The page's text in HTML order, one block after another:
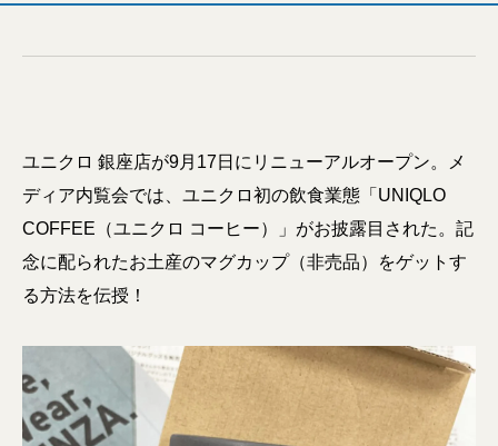
ユニクロ 銀座店が9月17日にリニューアルオープン。メ
ディア内覧会では、ユニクロ初の飲食業態「UNIQLO
COFFEE（ユニクロ コーヒー）」がお披露目された。記
念に配られたお土産のマグカップ（非売品）をゲットす
る方法を伝授！